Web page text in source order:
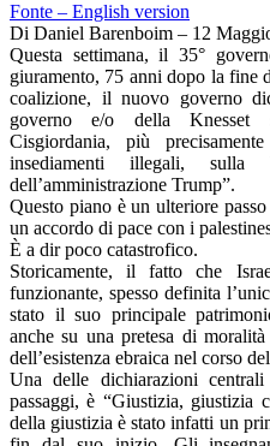
Fonte – English version
Di Daniel Barenboim – 12
Questa settimana, il 35°
giuramento, 75 anni dopo la fine
coalizione, il nuovo governo
governo e/o della Knesset
Cisgiordania, più
insediamenti illegali,
dell’amministrazione Trump”.
Questo piano è un ulteriore
un accordo di pace con i
È a dir poco catastrofico.
Storicamente, il fatto che
funzionante, spesso definita
stato il suo principale
anche su una pretesa di
dell’esistenza ebraica nel corso
Una delle dichiarazioni
passaggi, è “Giustizia, giustizia
della giustizia è stato infatti un